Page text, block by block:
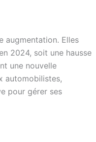
augmentation. Elles
2024, soit une hausse
une nouvelle
automobilistes,
pour gérer ses